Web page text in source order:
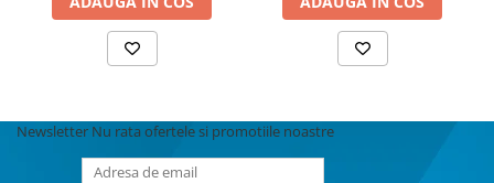
Newsletter Nu rata ofertele si promotiile noastre